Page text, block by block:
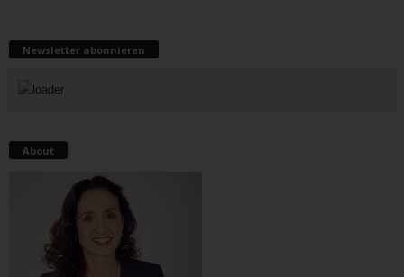
Newsletter abonnieren
About